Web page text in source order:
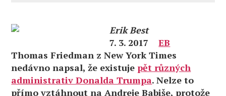
Erik Best
7. 3. 2017EB
Thomas Friedman z New York Times
nedávno napsal, že existuje pět různých
administrativ Donalda Trumpa. Nelze to
přímo vztáhnout na Andreje Babiše, protože